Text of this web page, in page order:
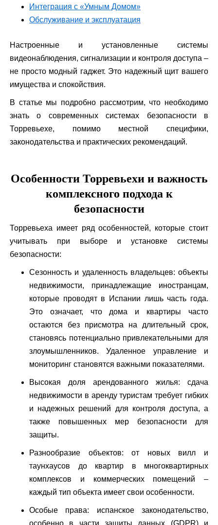
Интеграция с «Умным Домом»
Обслуживание и эксплуатация
Настроенные и установленные системы
видеонаблюдения, сигнализации и контроля доступа –
не просто модный гаджет. Это надежный щит вашего
имущества и спокойствия.
В статье мы подробно рассмотрим, что необходимо
знать о современных системах безопасности в
Торревьехе, помимо местной специфики,
законодательства и практических рекомендаций.
Особенности Торревьехи и важность
комплексного подхода к
безопасности
Торревьеха имеет ряд особенностей, которые стоит
учитывать при выборе и установке системы
безопасности:
Сезонность и удаленность владельцев: объекты
недвижимости, принадлежащие иностранцам,
которые проводят в Испании лишь часть года.
Это означает, что дома и квартиры часто
остаются без присмотра на длительный срок,
становясь потенциально привлекательными для
злоумышленников. Удаленное управление и
мониторинг становятся важными показателями.
Высокая доля арендованного жилья: сдача
недвижимости в аренду туристам требует гибких
и надежных решений для контроля доступа, а
также повышенных мер безопасности для
защиты.
Разнообразие объектов: от новых вилл и
таунхаусов до квартир в многоквартирных
комплексов и коммерческих помещений –
каждый тип объекта имеет свои особенности.
Особые права: испанское законодательство,
особенно в части защиты данных (GDPR) и